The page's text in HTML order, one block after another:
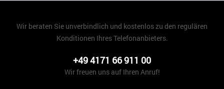
Wir beraten Sie unverbindlich und kostenlos zu den regulären
Konditionen Ihres Telefonanbieters.
+49 4171 66 911 00
Wir freuen uns auf Ihren Anruf!